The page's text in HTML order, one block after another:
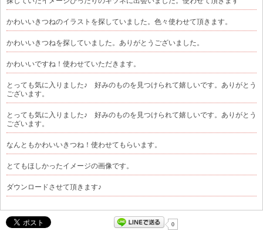
かわいいきつねのイラストを探していました。色々使わせて頂きます。
かわいいきつねを探していました。ありがとうございました。
かわいいですね！使わせていただきます。
とっても気に入りました♪ 好みのものを見つけられて嬉しいです。ありがとう
ございます。
とっても気に入りました♪ 好みのものを見つけられて嬉しいです。ありがとう
ございます。
なんともかわいいきつね！使わせてもらいます。
とてもほしかったイメージの画像です。
ダウンロードさせて頂きます♪
0